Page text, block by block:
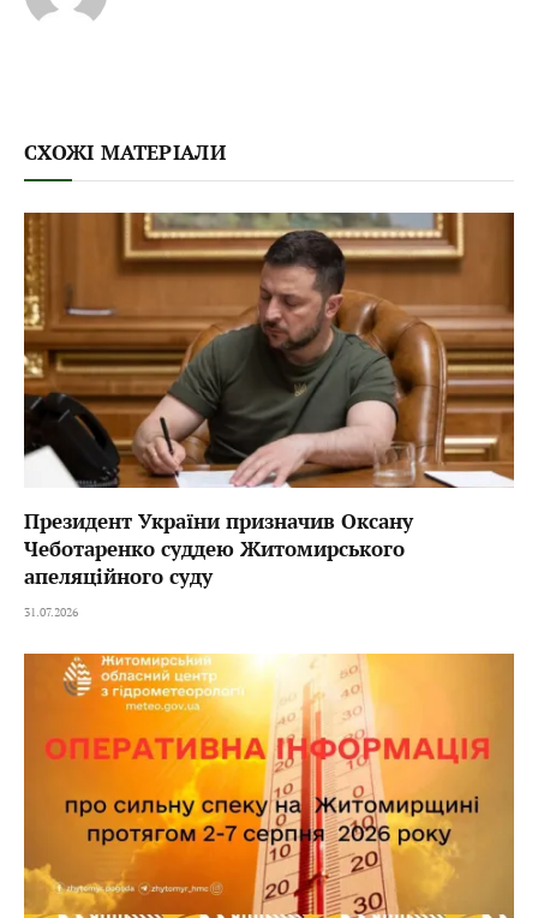
СХОЖІ МАТЕРІАЛИ
Президент України призначив Оксану
Чеботаренко суддею Житомирського
апеляційного суду
31.07.2026